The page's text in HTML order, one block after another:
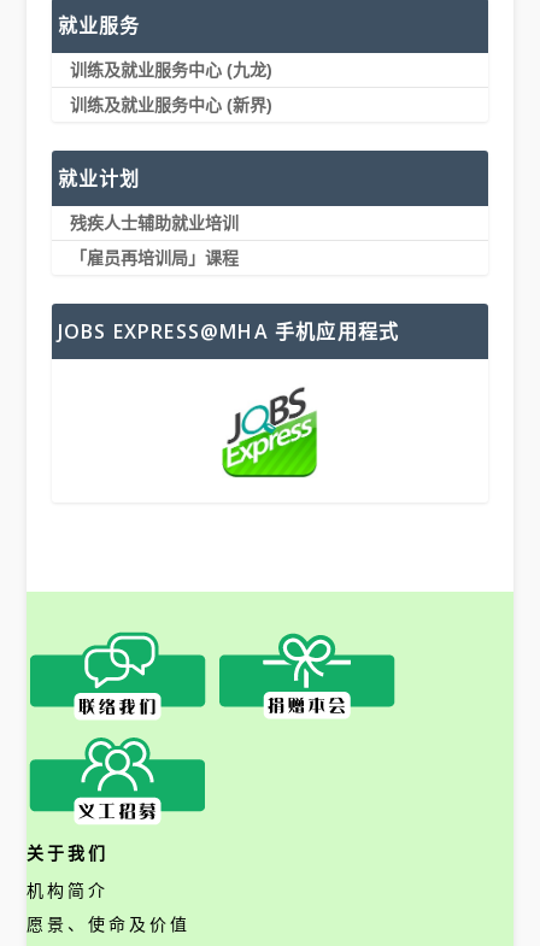
就业服务
训练及就业服务中心 (九龙)
训练及就业服务中心 (新界)
就业计划
残疾人士辅助就业培训
「雇员再培训局」课程
JOBS EXPRESS@MHA 手机应用程式
关于我们
机构简介
愿景、使命及价值